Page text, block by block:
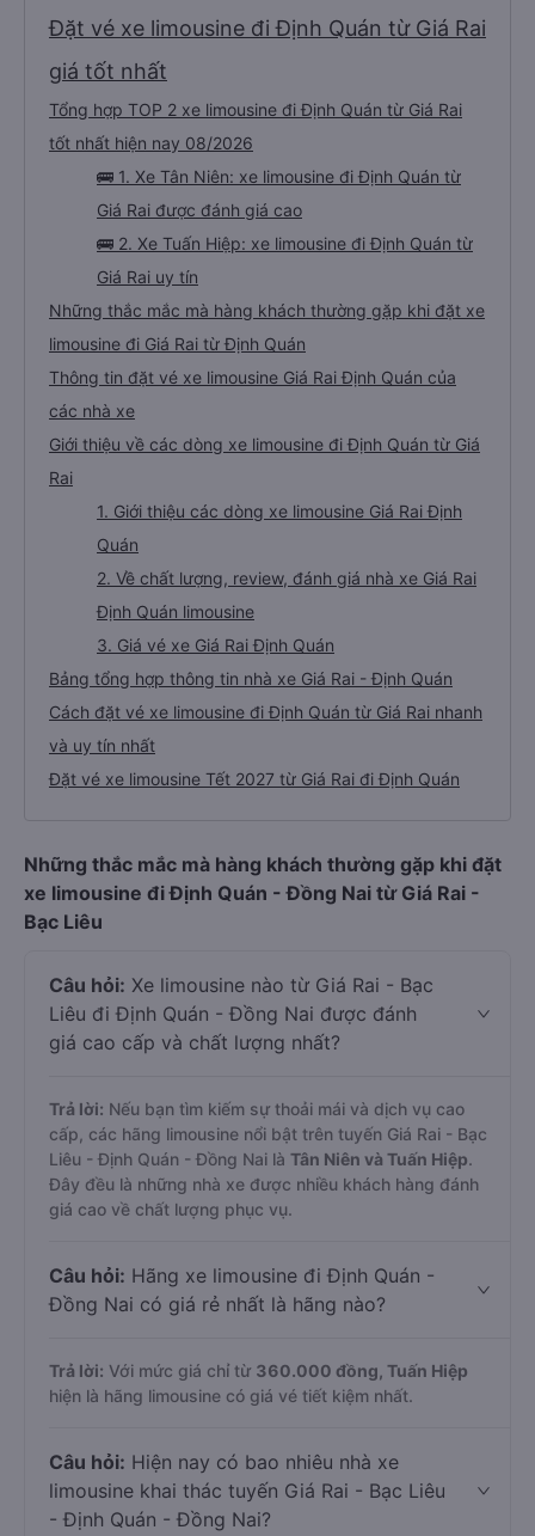
Đặt vé xe limousine đi Định Quán từ Giá Rai
giá tốt nhất
Tổng hợp TOP 2 xe limousine đi Định Quán từ Giá Rai
tốt nhất hiện nay 08/2026
🚌 1. Xe Tân Niên: xe limousine đi Định Quán từ
Giá Rai được đánh giá cao
🚌 2. Xe Tuấn Hiệp: xe limousine đi Định Quán từ
Giá Rai uy tín
Những thắc mắc mà hàng khách thường gặp khi đặt xe
limousine đi Giá Rai từ Định Quán
Thông tin đặt vé xe limousine Giá Rai Định Quán của
các nhà xe
Giới thiệu về các dòng xe limousine đi Định Quán từ Giá
Rai
1. Giới thiệu các dòng xe limousine Giá Rai Định
Quán
2. Về chất lượng, review, đánh giá nhà xe Giá Rai
Định Quán limousine
3. Giá vé xe Giá Rai Định Quán
Bảng tổng hợp thông tin nhà xe Giá Rai - Định Quán
Cách đặt vé xe limousine đi Định Quán từ Giá Rai nhanh
và uy tín nhất
Đặt vé xe limousine Tết 2027 từ Giá Rai đi Định Quán
Những thắc mắc mà hàng khách thường gặp khi đặt
xe limousine đi Định Quán - Đồng Nai từ Giá Rai -
Bạc Liêu
Câu hỏi: Xe limousine nào từ Giá Rai - Bạc
Liêu đi Định Quán - Đồng Nai được đánh
giá cao cấp và chất lượng nhất?
Trả lời: Nếu bạn tìm kiếm sự thoải mái và dịch vụ cao
cấp, các hãng limousine nổi bật trên tuyến Giá Rai - Bạc
Liêu - Định Quán - Đồng Nai là Tân Niên và Tuấn Hiệp.
Đây đều là những nhà xe được nhiều khách hàng đánh
giá cao về chất lượng phục vụ.
Câu hỏi: Hãng xe limousine đi Định Quán -
Đồng Nai có giá rẻ nhất là hãng nào?
Trả lời: Với mức giá chỉ từ 360.000 đồng, Tuấn Hiệp
hiện là hãng limousine có giá vé tiết kiệm nhất.
Câu hỏi: Hiện nay có bao nhiêu nhà xe
limousine khai thác tuyến Giá Rai - Bạc Liêu
- Định Quán - Đồng Nai?